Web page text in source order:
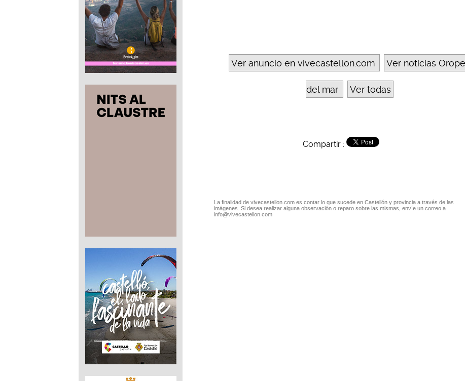
Ver anuncio en vivecastellon.com Ver noticias
del mar Ver todas
Compartir :
La finalidad de vivecastellon.com es contar lo que sucede en Castellón y provincia a través de las
imágenes. Si desea realizar alguna observación o reparo sobre las mismas, envíe un correo a
info@vivecastellon.com